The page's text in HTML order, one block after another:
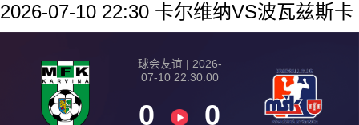
2026-07-10 22:30 卡尔维纳VS波瓦兹斯卡
球会友谊 | 2026-
07-10 22:30:00
0 0